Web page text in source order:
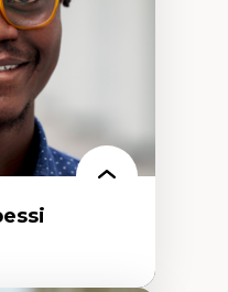
climatique